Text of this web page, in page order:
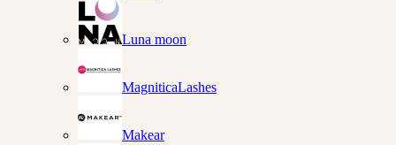
Luna moon
MagniticaLashes
Makear